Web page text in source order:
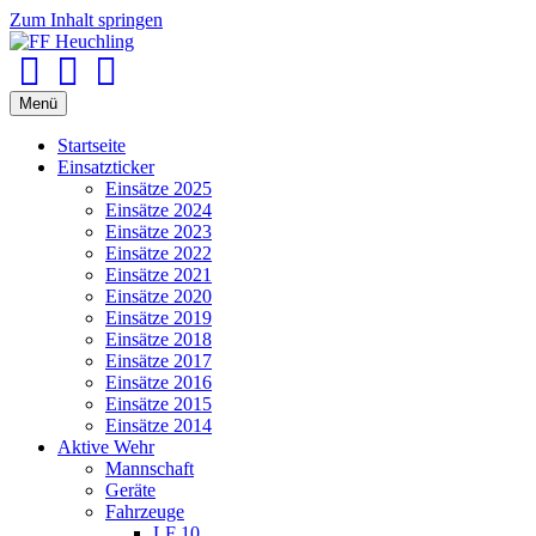
Zum Inhalt springen
Menü
Startseite
Einsatzticker
Einsätze 2025
Einsätze 2024
Einsätze 2023
Einsätze 2022
Einsätze 2021
Einsätze 2020
Einsätze 2019
Einsätze 2018
Einsätze 2017
Einsätze 2016
Einsätze 2015
Einsätze 2014
Aktive Wehr
Mannschaft
Geräte
Fahrzeuge